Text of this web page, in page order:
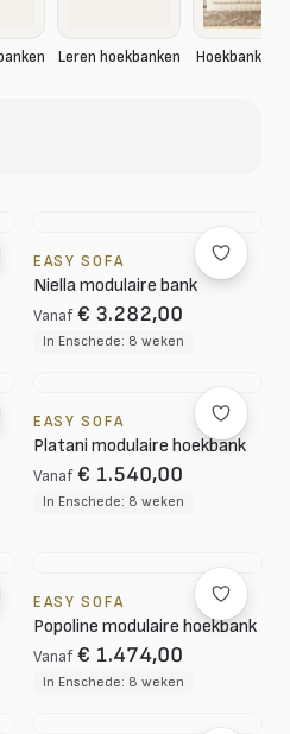
Leren hoekbanken Hoekbank
EASY SOFA
Niella modulaire bank
Vanaf € 3.282,00
In Enschede: 8 weken
EASY SOFA
Platani modulaire hoekbank
Vanaf € 1.540,00
In Enschede: 8 weken
EASY SOFA
Popoline modulaire hoekbank
Vanaf € 1.474,00
In Enschede: 8 weken